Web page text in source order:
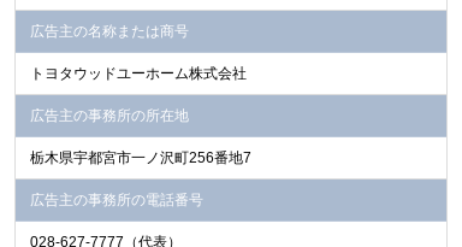
広告主の名称または商号
トヨタウッドユーホーム株式会社
広告主の事務所の所在地
栃木県宇都宮市一ノ沢町256番地7
広告主の事務所の電話番号
028-627-7777（代表）